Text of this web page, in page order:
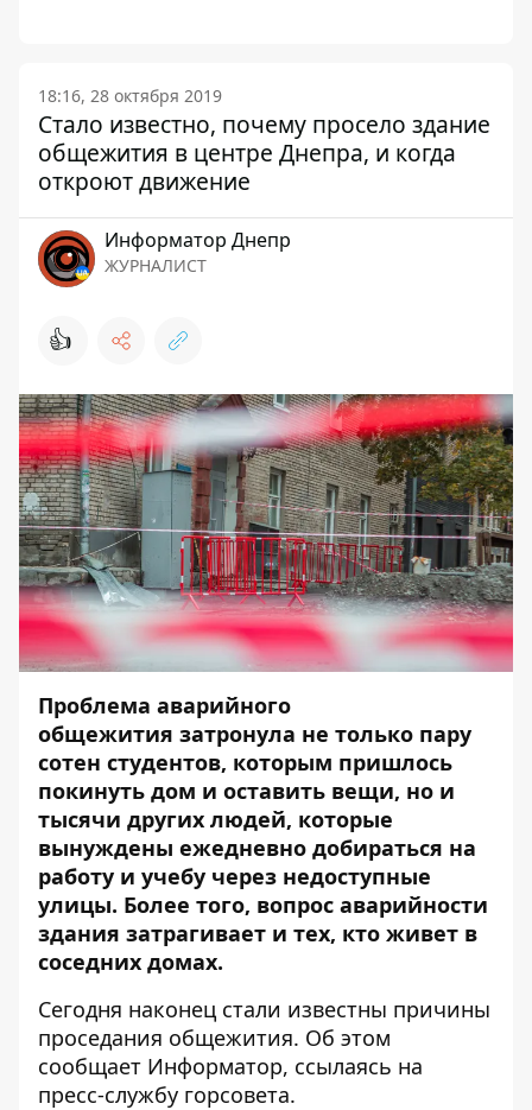
18:16, 28 октября 2019
Стало известно, почему просело здание
общежития в центре Днепра, и когда
откроют движение
Информатор Днепр
ЖУРНАЛИСТ
👍
Проблема аварийного
общежития затронула не только пару
сотен студентов, которым пришлось
покинуть дом и оставить вещи, но и
тысячи других людей, которые
вынуждены ежедневно добираться на
работу и учебу через недоступные
улицы. Более того, вопрос аварийности
здания затрагивает и тех, кто живет в
соседних домах.
Сегодня наконец стали известны причины
проседания общежития. Об этом
сообщает Информатор, ссылаясь на
пресс-службу горсовета.